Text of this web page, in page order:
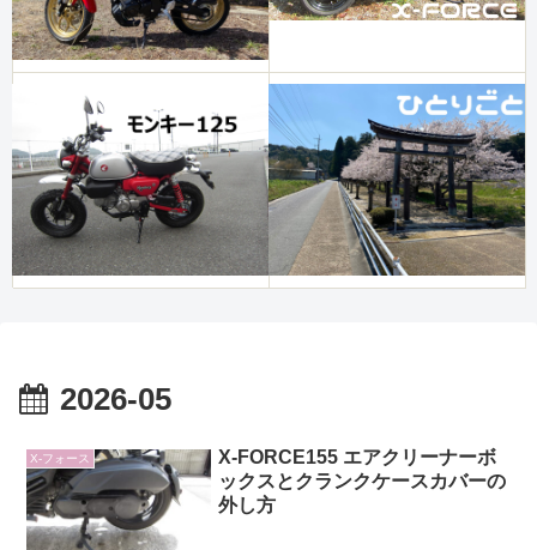
2026-05
X-フォース
X-FORCE155 エアクリーナーボ
ックスとクランクケースカバーの
外し方